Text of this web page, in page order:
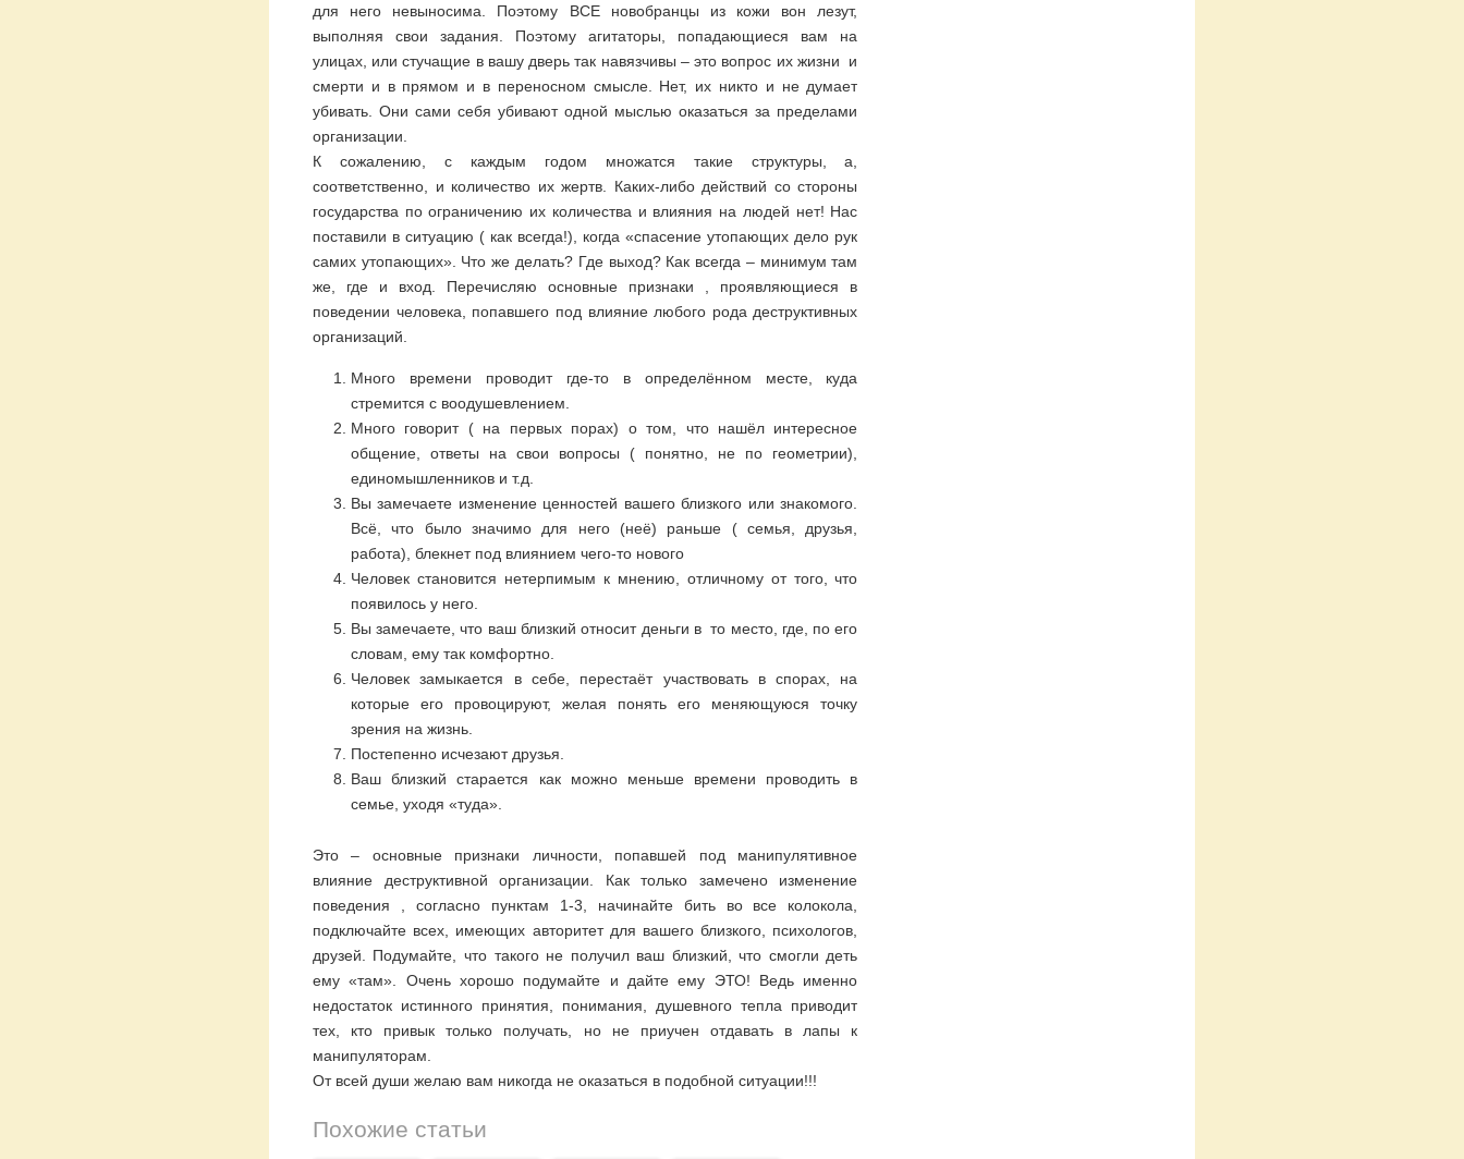
для него невыносима. Поэтому ВСЕ новобранцы из кожи вон лезут,
выполняя свои задания. Поэтому агитаторы, попадающиеся вам на
улицах, или стучащие в вашу дверь так навязчивы – это вопрос их жизни и
смерти и в прямом и в переносном смысле. Нет, их никто и не думает
убивать. Они сами себя убивают одной мыслью оказаться за пределами
организации.
К сожалению, с каждым годом множатся такие структуры, а,
соответственно, и количество их жертв. Каких-либо действий со стороны
государства по ограничению их количества и влияния на людей нет! Нас
поставили в ситуацию ( как всегда!), когда «спасение утопающих дело рук
самих утопающих». Что же делать? Где выход? Как всегда – минимум там
же, где и вход. Перечисляю основные признаки , проявляющиеся в
поведении человека, попавшего под влияние любого рода деструктивных
организаций.
Много времени проводит где-то в определённом месте, куда
стремится с воодушевлением.
Много говорит ( на первых порах) о том, что нашёл интересное
общение, ответы на свои вопросы ( понятно, не по геометрии),
единомышленников и т.д.
Вы замечаете изменение ценностей вашего близкого или знакомого.
Всё, что было значимо для него (неё) раньше ( семья, друзья,
работа), блекнет под влиянием чего-то нового
Человек становится нетерпимым к мнению, отличному от того, что
появилось у него.
Вы замечаете, что ваш близкий относит деньги в то место, где, по его
словам, ему так комфортно.
Человек замыкается в себе, перестаёт участвовать в спорах, на
которые его провоцируют, желая понять его меняющуюся точку
зрения на жизнь.
Постепенно исчезают друзья.
Ваш близкий старается как можно меньше времени проводить в
семье, уходя «туда».
Это – основные признаки личности, попавшей под манипулятивное
влияние деструктивной организации. Как только замечено изменение
поведения , согласно пунктам 1-3, начинайте бить во все колокола,
подключайте всех, имеющих авторитет для вашего близкого, психологов,
друзей. Подумайте, что такого не получил ваш близкий, что смогли деть
ему «там». Очень хорошо подумайте и дайте ему ЭТО! Ведь именно
недостаток истинного принятия, понимания, душевного тепла приводит
тех, кто привык только получать, но не приучен отдавать в лапы к
манипуляторам.
От всей души желаю вам никогда не оказаться в подобной ситуации!!!
Похожие статьи